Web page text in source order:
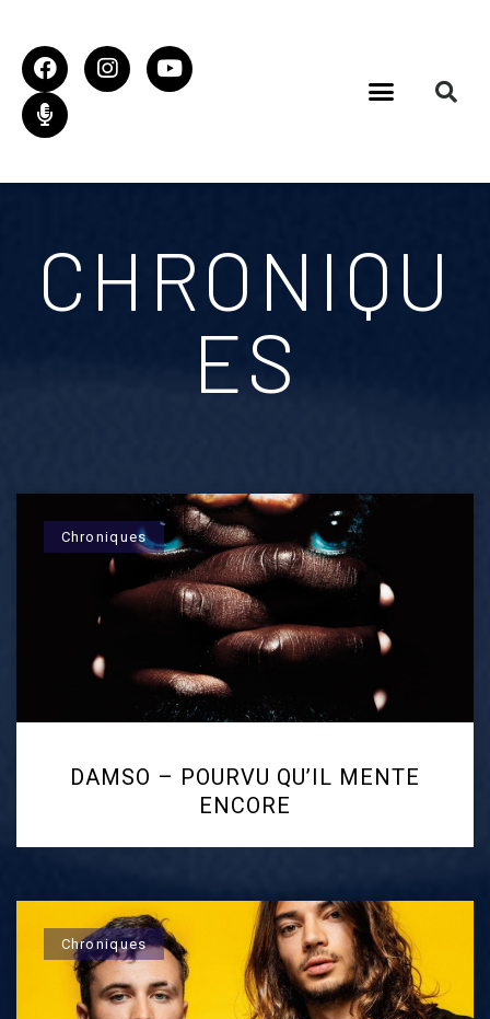
CHRONIQU
ES
Chroniques
DAMSO – POURVU QU’IL MENTE
ENCORE
Chroniques